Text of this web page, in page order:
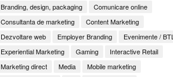
Branding, design, packaging
Comunicare online
Consultanta de marketing
Content Marketing
Dezvoltare web
Employer Branding
Evenimente / BTL
Experiential Marketing
Gaming
Interactive Retail
Marketing direct
Media
Mobile marketing